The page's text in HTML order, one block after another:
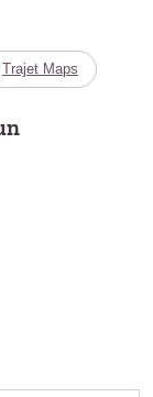
Trajet Maps